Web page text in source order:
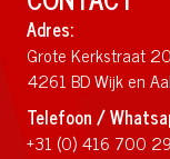
Adres:
Grote Kerkstraat 20
4261 BD Wijk en
Telefoon /
+31 (0) 416 700